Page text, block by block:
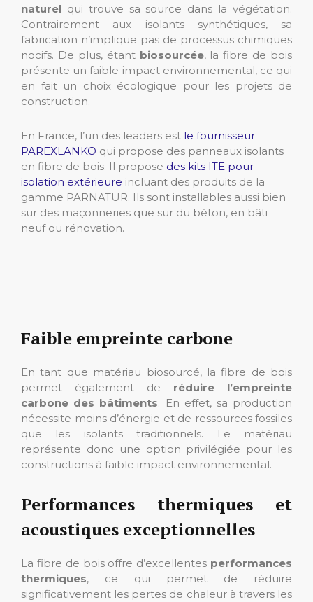
naturel qui trouve sa source dans la végétation.
Contrairement aux isolants synthétiques, sa
fabrication n’implique pas de processus chimiques
nocifs. De plus, étant biosourcée, la fibre de bois
présente un faible impact environnemental, ce qui
en fait un choix écologique pour les projets de
construction.
En France, l’un des leaders est le fournisseur
PAREXLANKO qui propose des panneaux isolants
en fibre de bois. Il propose des kits ITE pour
isolation extérieure incluant des produits de la
gamme PARNATUR. Ils sont installables aussi bien
sur des maçonneries que sur du béton, en bâti
neuf ou rénovation.
Faible empreinte carbone
En tant que matériau biosourcé, la fibre de bois
permet également de réduire l’empreinte
carbone des bâtiments. En effet, sa production
nécessite moins d’énergie et de ressources fossiles
que les isolants traditionnels. Le matériau
représente donc une option privilégiée pour les
constructions à faible impact environnemental.
Performances thermiques et
acoustiques exceptionnelles
La fibre de bois offre d’excellentes performances
thermiques, ce qui permet de réduire
significativement les pertes de chaleur à travers les